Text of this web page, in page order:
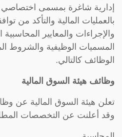
إدارية شاغرة بمسمى اختصاصي
بالعمليات المالية والتأكد من
والإجراءات والمعايير
المسميات الوظيفية والشروط
الوظائف كالتالي.
وظائف هيئة السوق المالية
تعلن هيئة السوق المالية عن
وقد أعلنت عن التخصصات